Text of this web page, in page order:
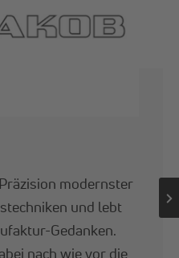
modernster
und lebt
Gedanken.
nach wie vor die